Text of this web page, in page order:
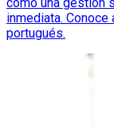
como una gestión
inmediata.
portugués.